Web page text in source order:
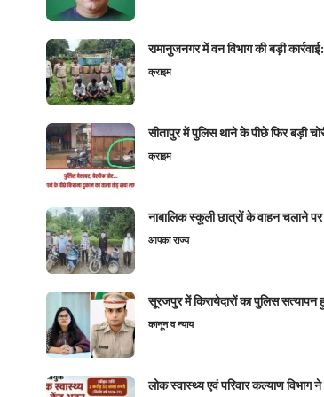
रामानुजनगर में वन विभाग की बड़ी
क्राइम
सीतापुर में पुलिस थाने के पीछे फिर बड़ी
क्राइम
नाबालिक स्कूली छात्रों के वाहन चलाने
आपका राज्य
सूरजपुर में किरायेदारों का पुलिस
कानून व न्याय
लोक स्वास्थ्य एवं परिवार कल्याण